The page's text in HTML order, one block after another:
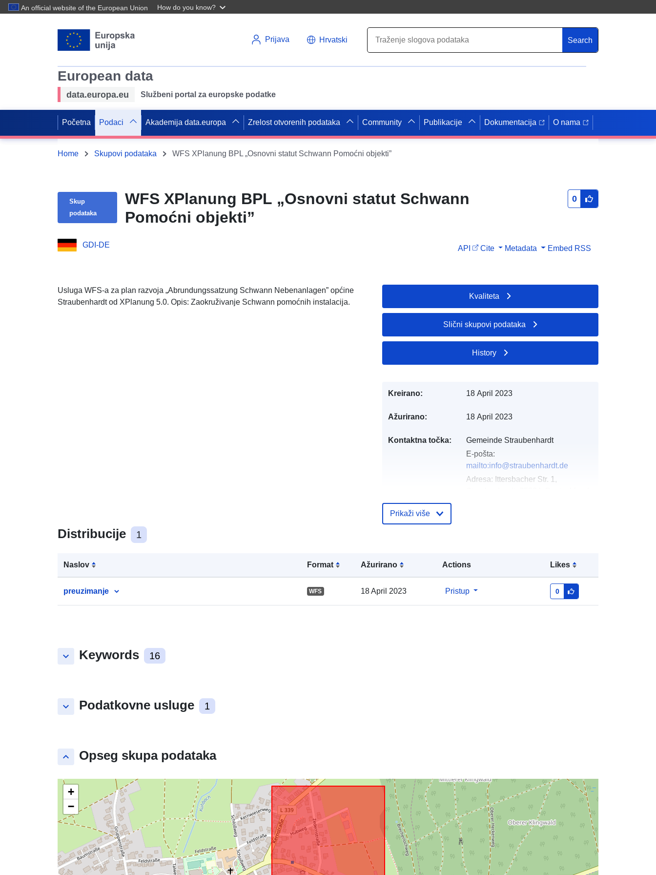
An official website of the European Union How do you know?
Prijava Hrvatski Search
European data
data.europa.eu Službeni portal za europske podatke
Početna Podaci Akademija data.europa Zrelost otvorenih podataka Community Publikacije Dokumentacija O nama
Home Skupovi podataka WFS XPlanung BPL „Osnovni statut Schwann Pomoćni objekti”
Skup
podataka
WFS XPlanung BPL „Osnovni statut Schwann
Pomoćni objekti”
0
GDI-DE API Cite Metadata Embed RSS
Usluga WFS-a za plan razvoja „Abrundungssatzung Schwann Nebenanlagen” općine
Straubenhardt od XPlanung 5.0. Opis: Zaokruživanje Schwann pomoćnih instalacija.
Distribucije 1
Naslov Formаt Ažurirano Actions Likes
preuzimanje WFS 18 April 2023 Pristup 0
keyboard_arrow_down Keywords 16
keyboard_arrow_down Podatkovne usluge 1
keyboard_arrow_up Opseg skupa podataka
+
−
Kvaliteta
Slični skupovi podataka
History
Kreirano: 18 April 2023
Ažurirano: 18 April 2023
Kontaktna točka:
Gemeinde Straubenhardt
E-pošta:
mailto:info@straubenhardt.de
Adresa: Ittersbacher Str. 1,
09 May 2026
Prostorno: Koordinate:
48.8506919 ], [ 8.5585423,
Prikaži više